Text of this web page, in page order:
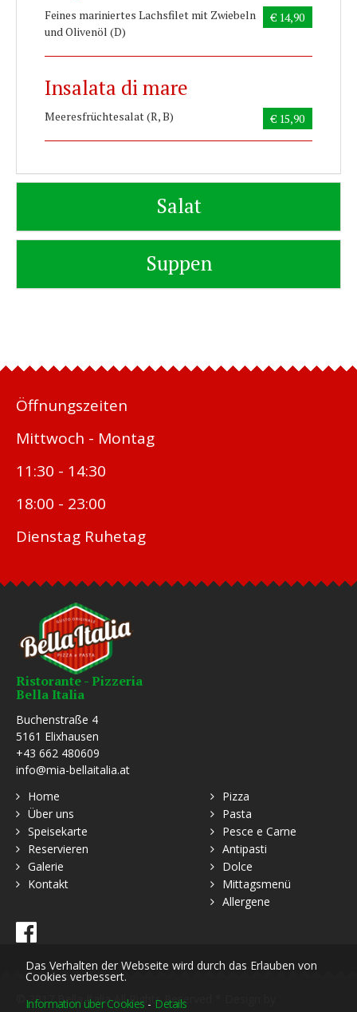
Das Verhalten der Webseite wird durch das Erlauben von
Cookies verbessert.
Information über Cookies - Details
€ 14,90
Feines mariniertes Lachsfilet mit Zwiebeln
und Olivenöl (D)
Insalata di mare
€ 15,90
Meeresfrüchtesalat (R, B)
Salat
Suppen
Öffnungszeiten
Mittwoch - Montag
11:30 - 14:30
18:00 - 23:00
Dienstag Ruhetag
Ristorante - Pizzeria
Bella Italia
Buchenstraße 4
5161 Elixhausen
+43 662 480609
info@mia-bellaitalia.at
Home
Über uns
Speisekarte
Reservieren
Galerie
Kontakt
Pizza
Pasta
Pesce e Carne
Antipasti
Dolce
Mittagsmenü
Allergene
© 2017 Bella Italia All Rights Reserved * Design by